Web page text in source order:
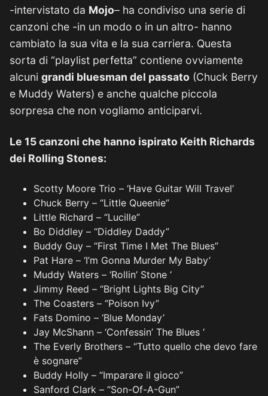
-intervistato da Mojo– ha condiviso una serie di
canzoni che -in un modo o in un altro- hanno
cambiato la sua vita e la sua carriera. Questa
sorta di “playlist perfetta” contiene ovviamente
alcuni grandi bluesman del passato (Chuck Berry
e Muddy Waters) e anche qualche piccola
sorpresa che non vogliamo anticiparvi.
Le 15 canzoni che hanno ispirato Keith Richards
dei Rolling Stones:
Scotty Moore Trio – ‘Have Guitar Will Travel’
Chuck Berry – “Little Queenie”
Little Richard – “Lucille”
Bo Diddley – “Diddley Daddy”
Buddy Guy – “First Time I Met The Blues”
Pat Hare – ‘I’m Gonna Murder My Baby’
Muddy Waters – ‘Rollin’ Stone ‘
Jimmy Reed – “Bright Lights Big City”
The Coasters – “Poison Ivy”
Fats Domino – ‘Blue Monday’
Jay McShann – ‘Confessin’ The Blues ‘
The Everly Brothers – “Tutto quello che devo fare
è sognare”
Buddy Holly – “Imparare il gioco”
Sanford Clark – “Son-Of-A-Gun”